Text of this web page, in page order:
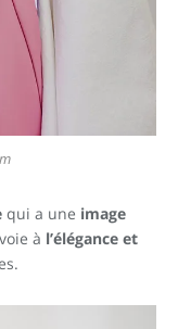
qui a une image
à l’élégance et